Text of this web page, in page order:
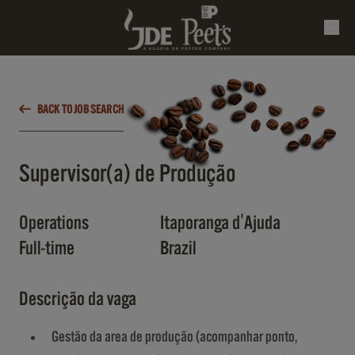
BACK TO JOB SEARCH
Supervisor(a) de Produção
Operations
Itaporanga d'Ajuda
Full-time
Brazil
Descrição da vaga
Gestão da area de produção (acompanhar ponto,